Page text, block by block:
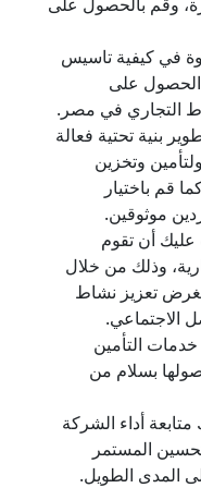
في كيفية تاسيس
على
التجاري في مصر.
بنية تحتية فعالة
وتخزين
قم باختيار
موثوقين.
عليك أن تقوم
وذلك من خلال
تعزيز نشاط
الاجتماعي.
التأمين
بسلام من
متابعة أداء الشركة
المستمر
المدى الطويل.